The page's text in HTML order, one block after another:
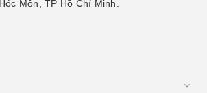
Môn, TP Hồ Chí Minh.